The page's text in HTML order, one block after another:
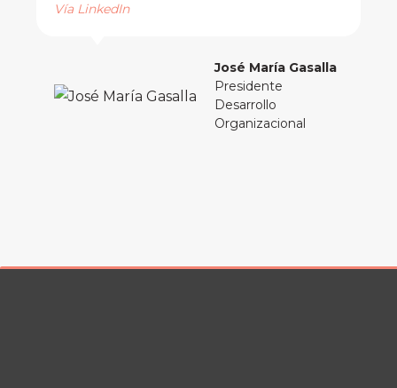
Vía LinkedIn
José María Gasalla
Presidente
Desarrollo
Organizacional